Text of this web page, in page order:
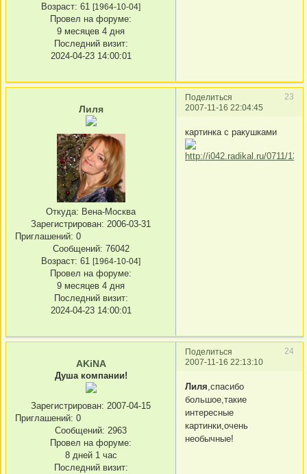
Возраст: 61 [1964-10-04]
Провел на форуме:
9 месяцев 4 дня
Последний визит:
2024-04-23 14:00:01
Поделиться
23
2007-11-16 22:04:45
Лиля
Откуда: Вена-Москва
Зарегистрирован: 2006-03-31
Приглашений: 0
Сообщений: 76042
Возраст: 61 [1964-10-04]
Провел на форуме:
9 месяцев 4 дня
Последний визит:
2024-04-23 14:00:01
картинка с ракушками
Поделиться
24
2007-11-16 22:13:10
AKiNA
Душа компании!
Зарегистрирован: 2007-04-15
Приглашений: 0
Сообщений: 2963
Провел на форуме:
8 дней 1 час
Последний визит:
Лиля ,спасибо
большое,такие
интересные
картинки,очень
необычные!